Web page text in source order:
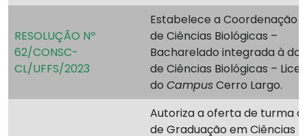
RESOLUÇÃO Nº
62/CONSC-
CL/UFFS/2023
Estabelece a Coordenação
de Ciências Biológicas –
Bacharelado integrada à do
de Ciências Biológicas –
do CampusCerro Largo.
Autoriza a oferta de turma
de Graduação em Ciências